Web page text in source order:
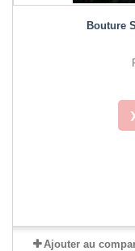
Bouture
Ajouter au